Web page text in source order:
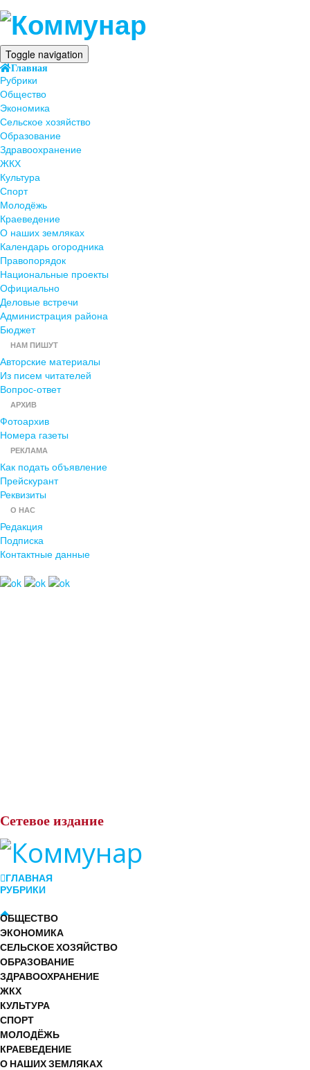
Toggle navigation
Главная
Рубрики
Общество
Экономика
Сельское хозяйство
Образование
Здравоохранение
ЖКХ
Культура
Спорт
Молодёжь
Краеведение
О наших земляках
Календарь огородника
Правопорядок
Национальные проекты
Официально
Деловые встречи
Администрация района
Бюджет
НАМ ПИШУТ
Авторские материалы
Из писем читателей
Вопрос-ответ
АРХИВ
Фотоархив
Номера газеты
РЕКЛАМА
Как подать объявление
Прейскурант
Реквизиты
О НАС
Редакция
Подписка
Контактные данные
Сетевое издание
ГЛАВНАЯ
РУБРИКИ
ОБЩЕСТВО
ЭКОНОМИКА
СЕЛЬСКОЕ ХОЗЯЙСТВО
ОБРАЗОВАНИЕ
ЗДРАВООХРАНЕНИЕ
ЖКХ
КУЛЬТУРА
СПОРТ
МОЛОДЁЖЬ
КРАЕВЕДЕНИЕ
О НАШИХ ЗЕМЛЯКАХ